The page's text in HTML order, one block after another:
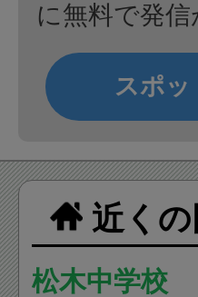
に無料で発信
スポッ
近く
松木中学校